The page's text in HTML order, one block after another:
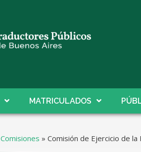
MATRICULADOS
Comisiones » Comisión de Ejercicio de la